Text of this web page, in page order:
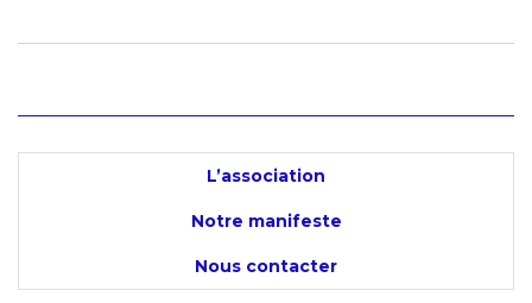
L’association
Notre manifeste
Nous contacter